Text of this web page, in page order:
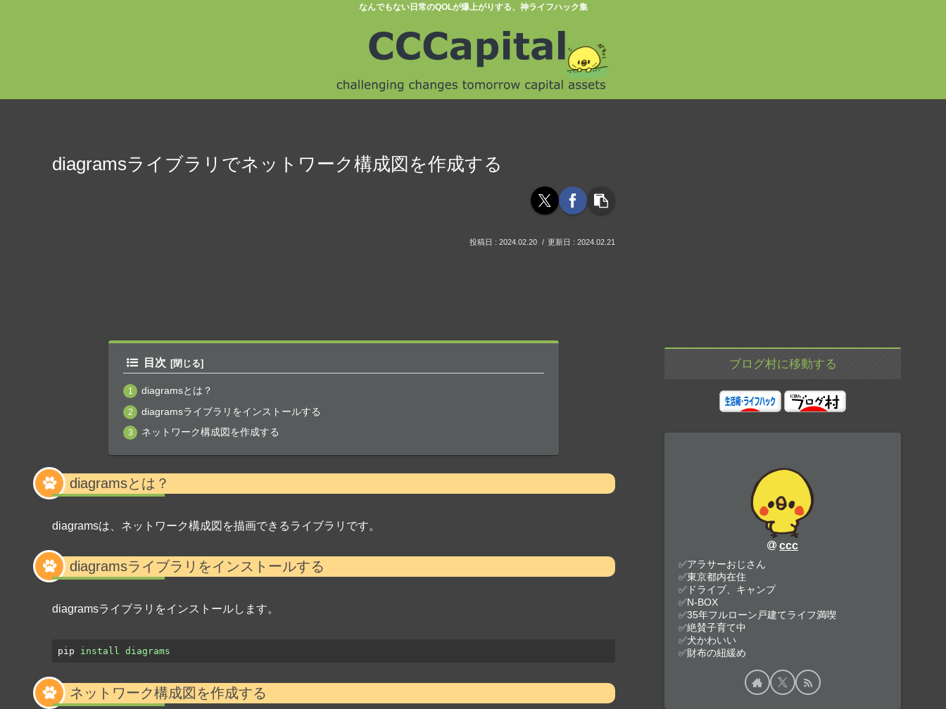
なんでもない日常のQOLが爆上がりする、神ライフハック集
diagramsライブラリでネットワーク構成図を作成する
2024.02.20 2024.02.21
目次
diagramsとは？
diagramsライブラリをインストールする
ネットワーク構成図を作成する
diagramsとは？
diagramsは、ネットワーク構成図を描画できるライブラリです。
diagramsライブラリをインストールする
diagramsライブラリをインストールします。
pip install diagrams
ネットワーク構成図を作成する
ブログ村に移動する
ccc
✅アラサーおじさん
✅東京都内在住
✅ドライブ、キャンプ
✅N-BOX
✅35年フルローン戸建てライフ満喫
✅絶賛子育て中
✅犬かわいい
✅財布の紐緩め